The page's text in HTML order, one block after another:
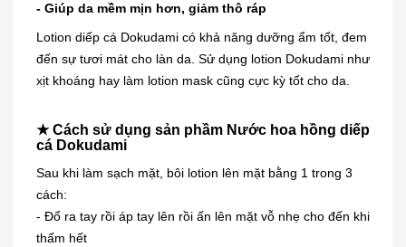
- Giúp da mềm mịn hơn, giảm thô ráp
Lotion diếp cá Dokudami có khả năng dưỡng ẩm tốt, đem
đến sự tươi mát cho làn da. Sử dụng lotion Dokudami như
xịt khoáng hay làm lotion mask cũng cực kỳ tốt cho da.
★ Cách sử dụng sản phầm Nước hoa hồng diếp
cá Dokudami
Sau khi làm sạch mặt, bôi lotion lên mặt bằng 1 trong 3
cách:
- Đổ ra tay rồi áp tay lên rồi ấn lên mặt vỗ nhẹ cho đến khi
thấm hết